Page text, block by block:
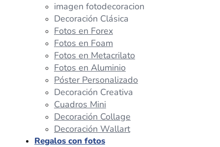
imagen fotodecoracion
Decoración Clásica
Fotos en Forex
Fotos en Foam
Fotos en Metacrilato
Fotos en Aluminio
Póster Personalizado
Decoración Creativa
Cuadros Mini
Decoración Collage
Decoración Wallart
Regalos con fotos